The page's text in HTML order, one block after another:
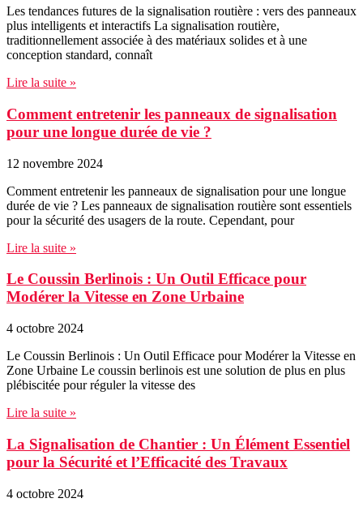
Les tendances futures de la signalisation routière : vers des panneaux
plus intelligents et interactifs La signalisation routière,
traditionnellement associée à des matériaux solides et à une
conception standard, connaît
Lire la suite »
Comment entretenir les panneaux de signalisation
pour une longue durée de vie ?
12 novembre 2024
Comment entretenir les panneaux de signalisation pour une longue
durée de vie ? Les panneaux de signalisation routière sont essentiels
pour la sécurité des usagers de la route. Cependant, pour
Lire la suite »
Le Coussin Berlinois : Un Outil Efficace pour
Modérer la Vitesse en Zone Urbaine
4 octobre 2024
Le Coussin Berlinois : Un Outil Efficace pour Modérer la Vitesse en
Zone Urbaine Le coussin berlinois est une solution de plus en plus
plébiscitée pour réguler la vitesse des
Lire la suite »
La Signalisation de Chantier : Un Élément Essentiel
pour la Sécurité et l’Efficacité des Travaux
4 octobre 2024